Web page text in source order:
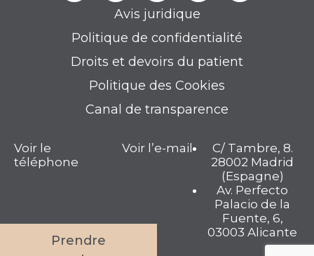
Avis juridique
Politique de confidentialité
Droits et devoirs du patient
Politique des Cookies
Canal de transparence
Voir le
téléphone
Voir l’e-mail
C/ Tambre, 8.
28002 Madrid
(Espagne)
Av. Perfecto
Palacio de la
Fuente, 6,
03003 Alicante
Prendre